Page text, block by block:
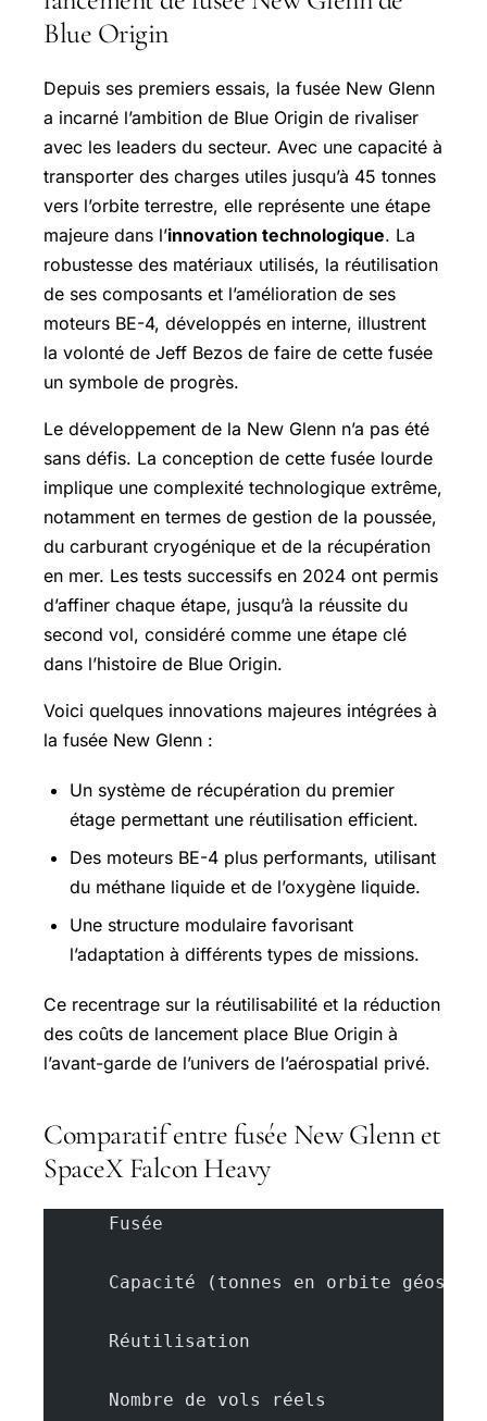
Blue Origin
Depuis ses premiers essais, la fusée New Glenn
a incarné l’ambition de Blue Origin de rivaliser
avec les leaders du secteur. Avec une capacité à
transporter des charges utiles jusqu’à 45 tonnes
vers l’orbite terrestre, elle représente une étape
majeure dans l’innovation technologique. La
robustesse des matériaux utilisés, la réutilisation
de ses composants et l’amélioration de ses
moteurs BE-4, développés en interne, illustrent
la volonté de Jeff Bezos de faire de cette fusée
un symbole de progrès.
Le développement de la New Glenn n’a pas été
sans défis. La conception de cette fusée lourde
implique une complexité technologique extrême,
notamment en termes de gestion de la poussée,
du carburant cryogénique et de la récupération
en mer. Les tests successifs en 2024 ont permis
d’affiner chaque étape, jusqu’à la réussite du
second vol, considéré comme une étape clé
dans l’histoire de Blue Origin.
Voici quelques innovations majeures intégrées à
la fusée New Glenn :
Un système de récupération du premier
étage permettant une réutilisation efficient.
Des moteurs BE-4 plus performants, utilisant
du méthane liquide et de l’oxygène liquide.
Une structure modulaire favorisant
l’adaptation à différents types de missions.
Ce recentrage sur la réutilisabilité et la réduction
des coûts de lancement place Blue Origin à
l’avant-garde de l’univers de l’aérospatial privé.
Comparatif entre fusée New Glenn et
SpaceX Falcon Heavy
      Fusée
Capacité (tonnes en orbite
      Réutilisation
      Nombre de vols réels